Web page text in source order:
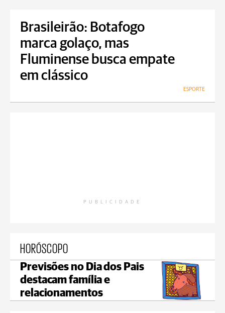
Brasileirão: Botafogo
marca golaço, mas
Fluminense busca empate
em clássico
ESPORTE
PUBLICIDADE
HORÓSCOPO
Previsões no Dia dos Pais
destacam família e
relacionamentos